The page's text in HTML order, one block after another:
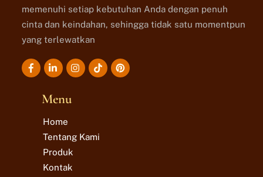
memenuhi setiap kebutuhan Anda dengan penuh
cinta dan keindahan, sehingga tidak satu momentpun
yang terlewatkan
Icon
Icon Icon Icon
Menu
Home
Tentang Kami
Produk
Kontak